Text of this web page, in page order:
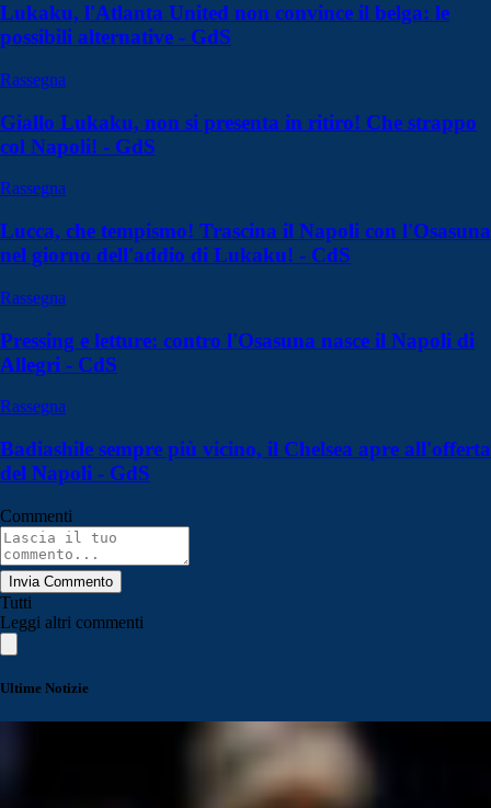
Lukaku, l'Atlanta United non convince il belga: le
possibili alternative - GdS
Rassegna
Giallo Lukaku, non si presenta in ritiro! Che strappo
col Napoli! - GdS
Rassegna
Lucca, che tempismo! Trascina il Napoli con l'Osasuna
nel giorno dell'addio di Lukaku! - CdS
Rassegna
Pressing e letture: contro l'Osasuna nasce il Napoli di
Allegri - CdS
Rassegna
Badiashile sempre più vicino, il Chelsea apre all'offerta
del Napoli - GdS
Commenti
Invia Commento
Tutti
Leggi altri commenti
Ultime Notizie